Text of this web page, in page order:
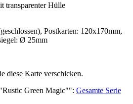
transparenter Hülle
Postkarten: 120x170mm,
Ø 25mm
diese Karte verschicken.
Green Magic"": Gesamte Serie